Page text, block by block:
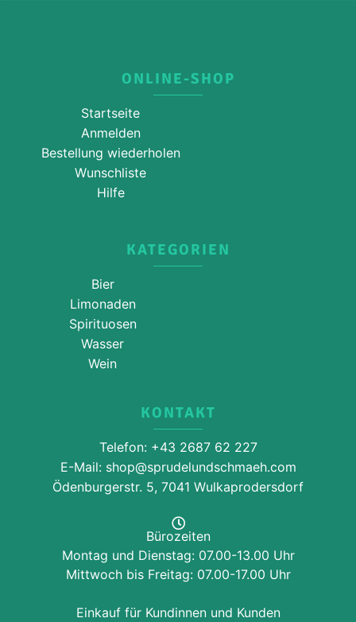
ONLINE-SHOP
Startseite
Anmelden
Bestellung wiederholen
Wunschliste
Hilfe
KATEGORIEN
Bier
Limonaden
Spirituosen
Wasser
Wein
KONTAKT
Telefon: +43 2687 62 227
E-Mail: shop@sprudelundschmaeh.com
Ödenburgerstr. 5, 7041 Wulkaprodersdorf
Bürozeiten
Montag und Dienstag: 07.00-13.00 Uhr
Mittwoch bis Freitag: 07.00-17.00 Uhr
Einkauf für Kundinnen und Kunden